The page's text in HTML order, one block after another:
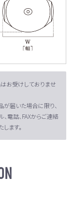
お受けしておりませ
届いた場合に限り、
電話、FAXからご連絡
ます。